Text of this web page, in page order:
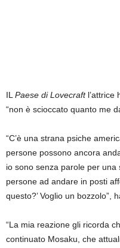
IL Paese di Lovecraftl’attrice
“non è scioccato quanto me
“C’è una strana psiche
persone possono ancora
io sono senza parole per una
persone ad andare in posti
questo?’ Voglio un bozzolo”,
“La mia reazione gli ricorda
continuato Mosaku, che